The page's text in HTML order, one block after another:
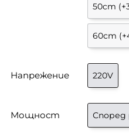
50cm
60cm
Напрежение 220V
Мощност Според